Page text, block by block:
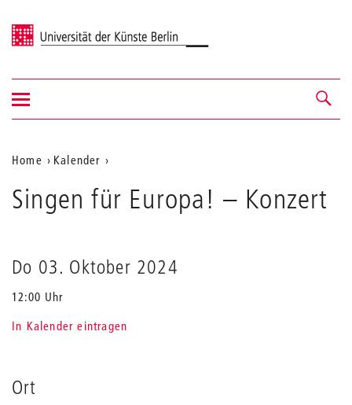
Universität der Künste Berlin
Navigation &
Suche
Navigation
ein-/ausblenden
Aktuelle
Position
auf
Webseite
Home
Kalender
Europa!
Singen für Europa! – Konzert
Do 03. Oktober 2024
12:00 Uhr
In Kalender eintragen
Ort